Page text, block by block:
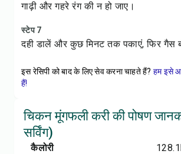
गाढ़ी और गहरे रंग की न हो जाए।
स्टेप 7
दही डालें और कुछ मिनट तक पकाएं, फिर गैस
इस रेसिपी को बाद के लिए सेव करना चाहते हैं? हम इसे
हैं!
चिकन मूंगफली करी की पोषण
सर्विंग)
कैलोरी 128.1